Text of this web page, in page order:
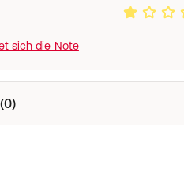
sich die Note